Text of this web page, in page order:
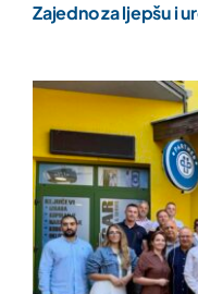
Zajedno za ljepšu i